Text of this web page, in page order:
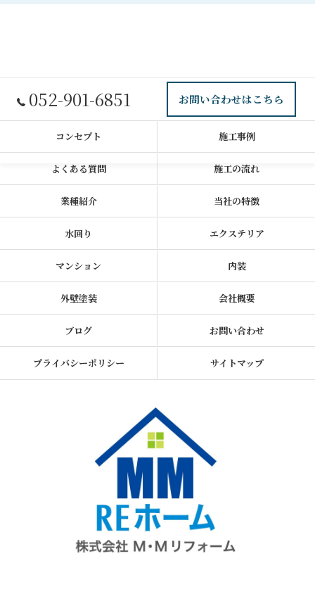
052-901-6851 お問い合わせはこちら
コンセプト 施工事例
よくある質問 施工の流れ
業種紹介 当社の特徴
水回り エクステリア
マンション 内装
外壁塗装 会社概要
ブログ お問い合わせ
プライバシーポリシー サイトマップ